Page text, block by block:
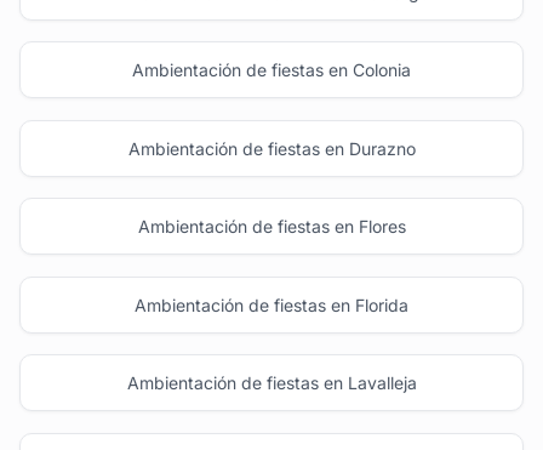
Ambientación de fiestas en Colonia
Ambientación de fiestas en Durazno
Ambientación de fiestas en Flores
Ambientación de fiestas en Florida
Ambientación de fiestas en Lavalleja